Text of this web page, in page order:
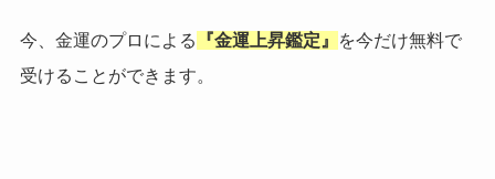
今、金運のプロによる 『金運上昇鑑定』
を今だけ無料で
受けることができます。